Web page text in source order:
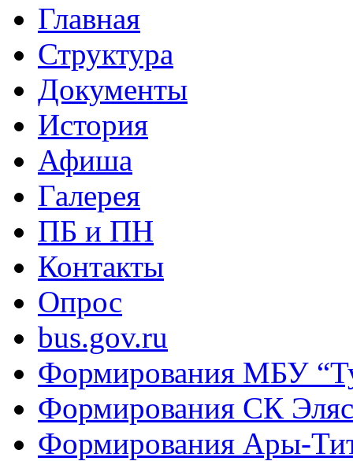
Главная
Структура
Документы
История
Афиша
Галерея
ПБ и ПН
Контакты
Опрос
bus.gov.ru
Формирования МБУ
Формирования СК
Формирования Ары-